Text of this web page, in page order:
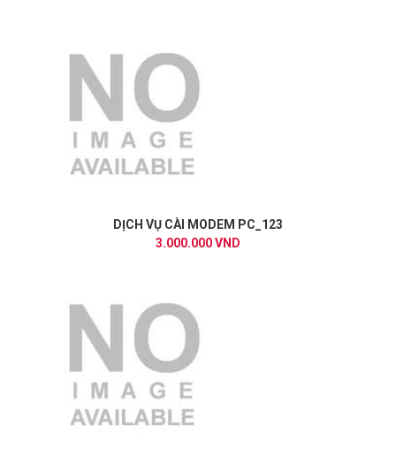
DỊCH VỤ CÀI MODEM PC_123
3.000.000 VND